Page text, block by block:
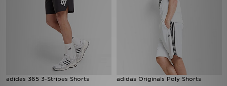
adidas 365 3-Stripes Shorts adidas Originals Poly Shorts